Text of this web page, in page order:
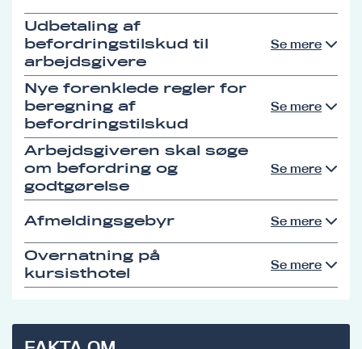
Udbetaling af
befordringstilskud til
arbejdsgivere
Se mere
Nye forenklede regler for
beregning af
befordringstilskud
Se mere
Arbejdsgiveren skal søge
om befordring og
godtgørelse
Se mere
Afmeldingsgebyr Se mere
Overnatning på
kursisthotel
Se mere